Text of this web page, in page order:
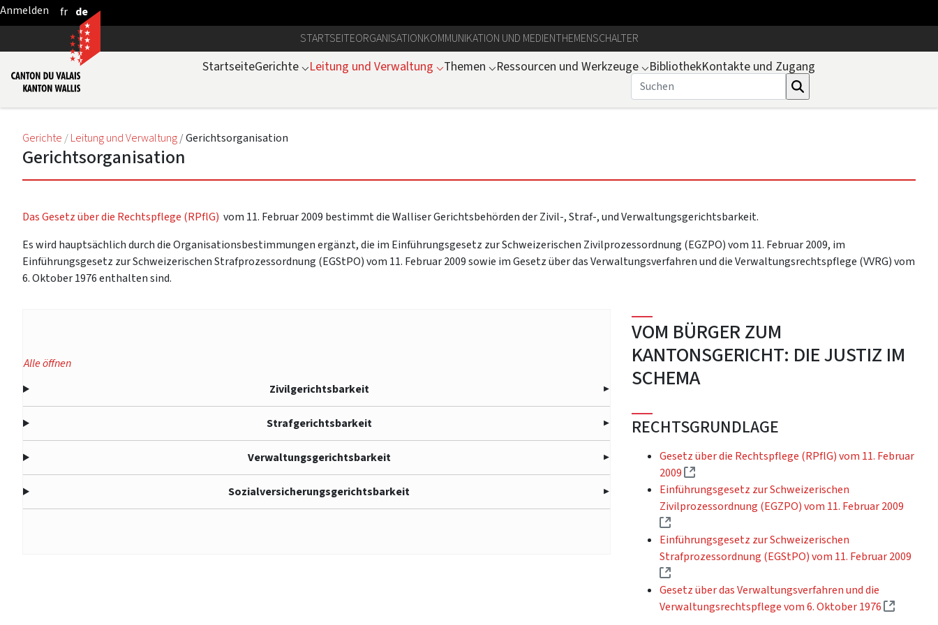
Zum Hauptinhalt springen
fr de
STARTSEITEORGANISATIONKOMMUNIKATION UND MEDIENTHEMENSCHALTER
StartseiteGerichte⌵Leitung und Verwaltung ⌵Themen ⌵Ressourcen und Werkzeuge⌵BibliothekKontakte und Zugang
Gerichte Leitung und Verwaltung Gerichtsorganisation
Gerichtsorganisation
Das Gesetz über die Rechtspflege (RPflG) vom 11. Februar 2009 bestimmt die Walliser Gerichtsbehörden der Zivil-, Straf-, und Verwaltungsgerichtsbarkeit.
Es wird hauptsächlich durch die Organisationsbestimmungen ergänzt, die im Einführungsgesetz zur Schweizerischen Zivilprozessordnung (EGZPO) vom 11. Februar 2009, im
Einführungsgesetz zur Schweizerischen Strafprozessordnung (EGStPO) vom 11. Februar 2009 sowie im Gesetz über das Verwaltungsverfahren und die Verwaltungsrechtspflege (VVRG) vom
6. Oktober 1976 enthalten sind.
Alle öffnen
Zivilgerichtsbarkeit
Strafgerichtsbarkeit
Verwaltungsgerichtsbarkeit
Sozialversicherungsgerichtsbarkeit
VOM BÜRGER ZUM
KANTONSGERICHT: DIE JUSTIZ IM
SCHEMA
RECHTSGRUNDLAGE
Gesetz über die Rechtspflege (RPflG) vom 11. Februar
2009
(Externer Link)
Einführungsgesetz zur Schweizerischen
Zivilprozessordnung (EGZPO) vom 11. Februar 2009
(Externer Link)
Einführungsgesetz zur Schweizerischen
Strafprozessordnung (EGStPO) vom 11. Februar 2009
(Externer Link)
Gesetz über das Verwaltungsverfahren und die
Verwaltungsrechtspflege vom 6. Oktober 1976